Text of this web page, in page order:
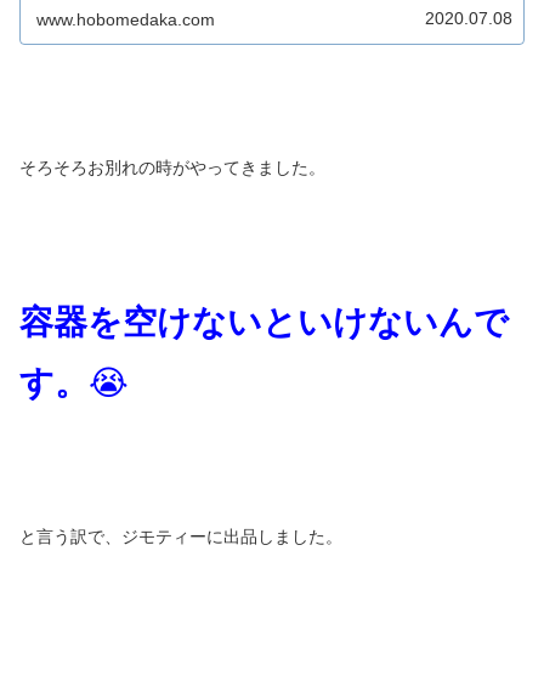
www.hobomedaka.com 2020.07.08
そろそろお別れの時がやってきました。
容器を空けないといけないんで
す。 😭
と言う訳で、ジモティーに出品しました。